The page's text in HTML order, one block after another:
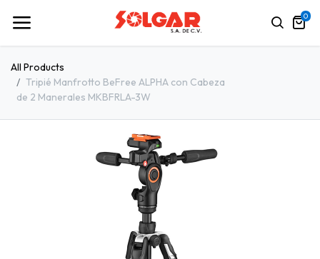
0
All Products
Tripié Manfrotto BeFree ALPHA con Cabeza
de 2 Manerales MKBFRLA-3W